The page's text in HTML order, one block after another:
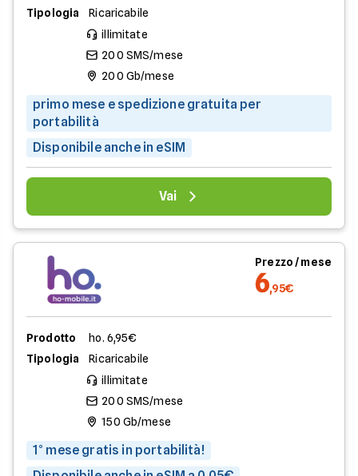
Tipologia
Ricaricabile
illimitate
200 SMS/mese
200 Gb/mese
primo mese e spedizione gratuita per
portabilità
Disponibile anche in eSIM
Vai
Prezzo / mese
6,95€
Prodotto
ho. 6,95€
Tipologia
Ricaricabile
illimitate
200 SMS/mese
150 Gb/mese
1° mese gratis in portabilità!